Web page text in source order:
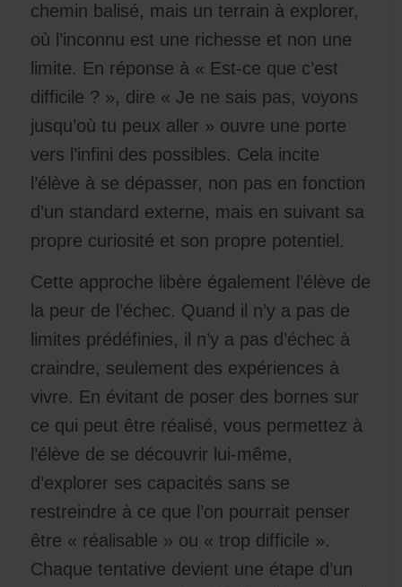
chemin balisé, mais un terrain à explorer,
où l’inconnu est une richesse et non une
limite. En réponse à « Est-ce que c’est
difficile ? », dire « Je ne sais pas, voyons
jusqu’où tu peux aller » ouvre une porte
vers l’infini des possibles. Cela incite
l’élève à se dépasser, non pas en fonction
d’un standard externe, mais en suivant sa
propre curiosité et son propre potentiel.
Cette approche libère également l’élève de
la peur de l’échec. Quand il n’y a pas de
limites prédéfinies, il n’y a pas d’échec à
craindre, seulement des expériences à
vivre. En évitant de poser des bornes sur
ce qui peut être réalisé, vous permettez à
l’élève de se découvrir lui-même,
d’explorer ses capacités sans se
restreindre à ce que l’on pourrait penser
être « réalisable » ou « trop difficile ».
Chaque tentative devient une étape d’un